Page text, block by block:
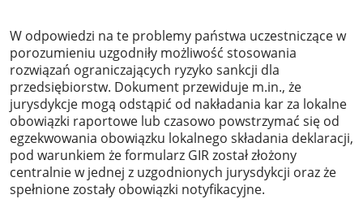
W odpowiedzi na te problemy państwa uczestniczące w
porozumieniu uzgodniły możliwość stosowania
rozwiązań ograniczających ryzyko sankcji dla
przedsiębiorstw. Dokument przewiduje m.in., że
jurysdykcje mogą odstąpić od nakładania kar za lokalne
obowiązki raportowe lub czasowo powstrzymać się od
egzekwowania obowiązku lokalnego składania deklaracji,
pod warunkiem że formularz GIR został złożony
centralnie w jednej z uzgodnionych jurysdykcji oraz że
spełnione zostały obowiązki notyfikacyjne.